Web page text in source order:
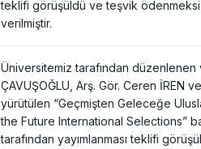
teklifi görüşüldü ve teşvik
verilmiştir.
Üniversitemiz tarafından
ÇAVUŞOĞLU, Arş. Gör. Ceren İREN
yürütülen “Geçmişten Geleceğe
the Future International Selections”
tarafından yayımlanması teklifi